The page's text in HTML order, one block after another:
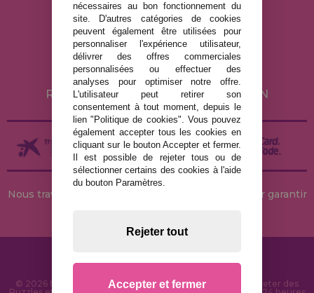
MENTIONS LÉGALES
POLITIQUE DE CONFIDENTIALITÉ
POLITIQUE DE COOKIES
LIVRAISON ET RETOUR
RETOURS / DROIT DE RÉTRACTATION
Nous travaillons avec des stocks permanents pour garantir
© 2026 MaisonDesPuzzles.fr - Boutique en ligne pour acheter des
nécessaires au bon fonctionnement du
site. D'autres catégories de cookies
peuvent également être utilisées pour
personnaliser l'expérience utilisateur,
délivrer des offres commerciales
personnalisées ou effectuer des
analyses pour optimiser notre offre.
L'utilisateur peut retirer son
consentement à tout moment, depuis le
lien "Politique de cookies". Vous pouvez
également accepter tous les cookies en
cliquant sur le bouton Accepter et fermer.
Il est possible de rejeter tous ou de
sélectionner certains des cookies à l'aide
du bouton Paramètres.
Rejeter tout
Accepter et fermer